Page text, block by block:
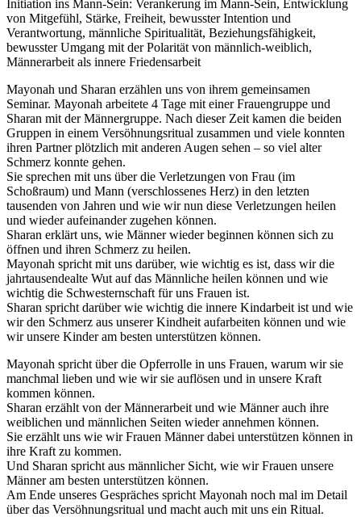
Initiation ins Mann-Sein: Verankerung im Mann-Sein, Entwicklung
von Mitgefühl, Stärke, Freiheit, bewusster Intention und
Verantwortung, männliche Spiritualität, Beziehungsfähigkeit,
bewusster Umgang mit der Polarität von männlich-weiblich,
Männerarbeit als innere Friedensarbeit
Mayonah und Sharan erzählen uns von ihrem gemeinsamen
Seminar. Mayonah arbeitete 4 Tage mit einer Frauengruppe und
Sharan mit der Männergruppe. Nach dieser Zeit kamen die beiden
Gruppen in einem Versöhnungsritual zusammen und viele konnten
ihren Partner plötzlich mit anderen Augen sehen – so viel alter
Schmerz konnte gehen.
Sie sprechen mit uns über die Verletzungen von Frau (im
Schoßraum) und Mann (verschlossenes Herz) in den letzten
tausenden von Jahren und wie wir nun diese Verletzungen heilen
und wieder aufeinander zugehen können.
Sharan erklärt uns, wie Männer wieder beginnen können sich zu
öffnen und ihren Schmerz zu heilen.
Mayonah spricht mit uns darüber, wie wichtig es ist, dass wir die
jahrtausendealte Wut auf das Männliche heilen können und wie
wichtig die Schwesternschaft für uns Frauen ist.
Sharan spricht darüber wie wichtig die innere Kindarbeit ist und wie
wir den Schmerz aus unserer Kindheit aufarbeiten können und wie
wir unsere Kinder am besten unterstützen können.
Mayonah spricht über die Opferrolle in uns Frauen, warum wir sie
manchmal lieben und wie wir sie auflösen und in unsere Kraft
kommen können.
Sharan erzählt von der Männerarbeit und wie Männer auch ihre
weiblichen und männlichen Seiten wieder annehmen können.
Sie erzählt uns wie wir Frauen Männer dabei unterstützen können in
ihre Kraft zu kommen.
Und Sharan spricht aus männlicher Sicht, wie wir Frauen unsere
Männer am besten unterstützen können.
Am Ende unseres Gespräches spricht Mayonah noch mal im Detail
über das Versöhnungsritual und macht auch mit uns ein Ritual.